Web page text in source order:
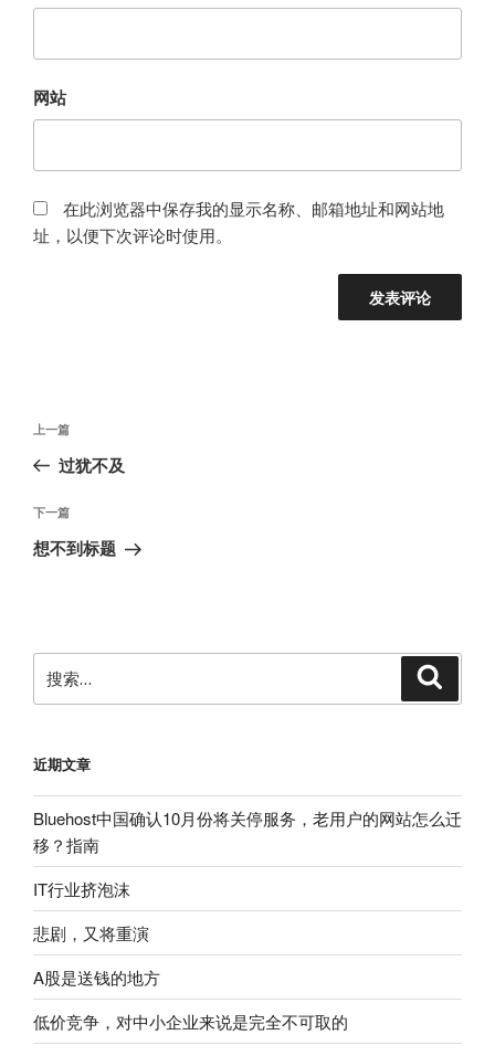
网站
在此浏览器中保存我的显示名称、邮箱地址和网站地
址，以便下次评论时使用。
文
导
航
上
一
文
章
上一篇
过犹不及
下
一
下一篇
想不到标题
索：
近期文章
Bluehost中国确认10月份将关停服务，老用户的网站怎么迁
移？指南
IT行业挤泡沫
悲剧，又将重演
A股是送钱的地方
低价竞争，对中小企业来说是完全不可取的